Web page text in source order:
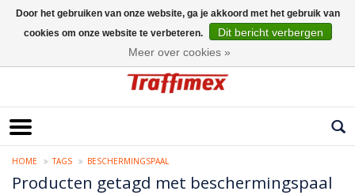
HOME TAGS BESCHERMINGSPAAL
Producten getagd met beschermingspaal
Door het gebruiken van onze website, ga je akkoord met het gebruik van
cookies om onze website te verbeteren.
Dit bericht verbergen
Meer over cookies »